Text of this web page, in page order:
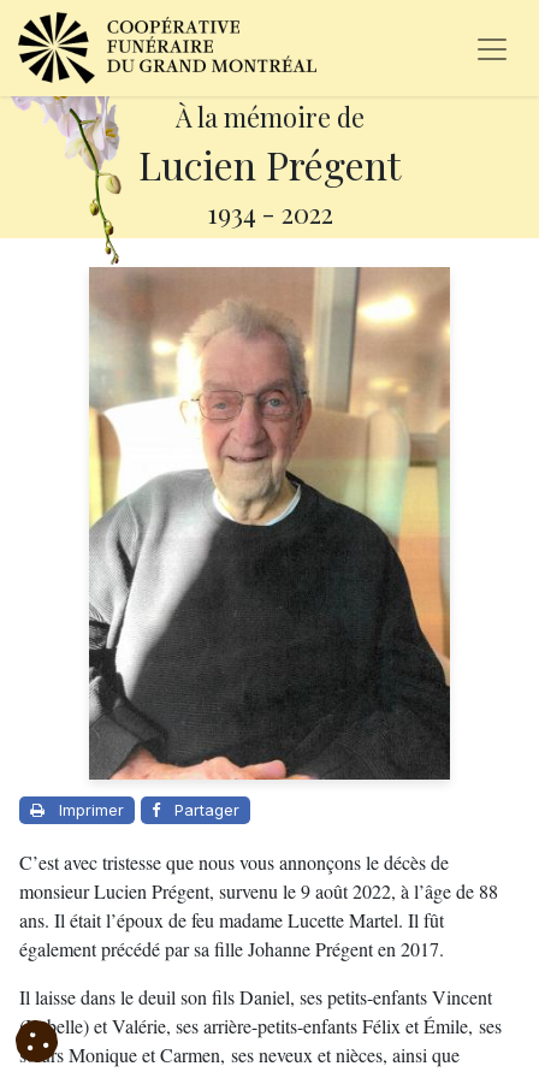
À la mémoire de
Lucien Prégent
1934 - 2022
Imprimer Partager
C’est avec tristesse que nous vous annonçons le décès de
monsieur Lucien Prégent, survenu le 9 août 2022, à l’âge de 88
ans. Il était l’époux de feu madame Lucette Martel. Il fût
également précédé par sa fille Johanne Prégent en 2017.
Il laisse dans le deuil son fils Daniel, ses petits-enfants Vincent
(Isabelle) et Valérie, ses arrière-petits-enfants Félix et Émile, ses
sœurs Monique et Carmen, ses neveux et nièces, ainsi que